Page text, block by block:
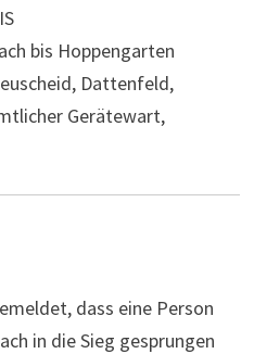
bis Hoppengarten
Dattenfeld,
Gerätewart,
dass eine Person
in die Sieg gesprungen